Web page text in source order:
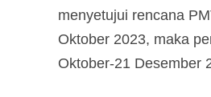
menyetujui rencana
Oktober 2023, maka
Oktober-21 Desember